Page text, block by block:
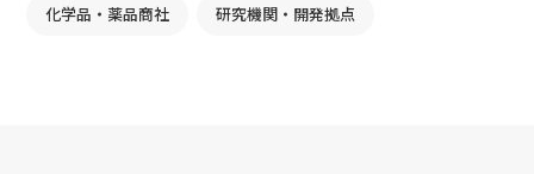
化学品・薬品商社 研究機関・開発拠点